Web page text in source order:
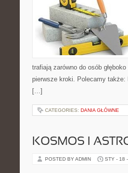
trafiają zarówno do osób
pierwsze kroki. Polecamy także:
[…]
CATEGORIES: DANIA GŁÓWNE
KOSMOS I
POSTED BY ADMIN STY - 18